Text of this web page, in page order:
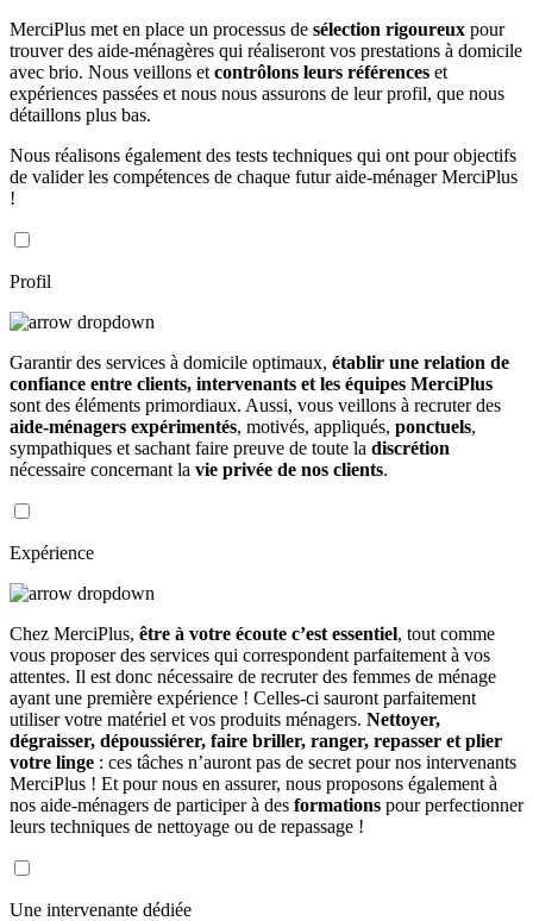
MerciPlus met en place un processus de sélection rigoureux pour
trouver des aide-ménagères qui réaliseront vos prestations à domicile
avec brio. Nous veillons et contrôlons leurs références et
expériences passées et nous nous assurons de leur profil, que nous
détaillons plus bas.
Nous réalisons également des tests techniques qui ont pour objectifs
de valider les compétences de chaque futur aide-ménager MerciPlus
!
Profil
Garantir des services à domicile optimaux, établir une relation de
confiance entre clients, intervenants et les équipes MerciPlus
sont des éléments primordiaux. Aussi, vous veillons à recruter des
aide-ménagers expérimentés, motivés, appliqués, ponctuels,
sympathiques et sachant faire preuve de toute la discrétion
nécessaire concernant la vie privée de nos clients.
Expérience
Chez MerciPlus, être à votre écoute c’est essentiel, tout comme
vous proposer des services qui correspondent parfaitement à vos
attentes. Il est donc nécessaire de recruter des femmes de ménage
ayant une première expérience ! Celles-ci sauront parfaitement
utiliser votre matériel et vos produits ménagers. Nettoyer,
dégraisser, dépoussiérer, faire briller, ranger, repasser et plier
votre linge : ces tâches n’auront pas de secret pour nos intervenants
MerciPlus ! Et pour nous en assurer, nous proposons également à
nos aide-ménagers de participer à des formations pour perfectionner
leurs techniques de nettoyage ou de repassage !
Une intervenante dédiée